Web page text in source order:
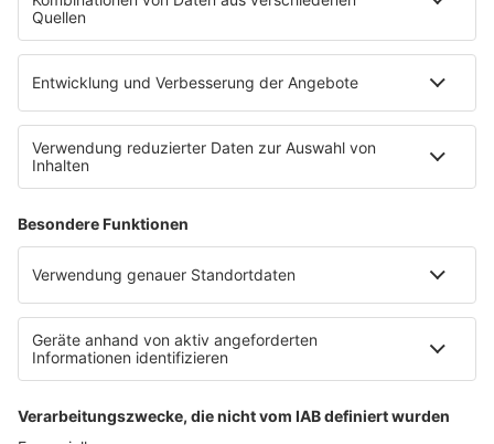
Empfang
barba radio App
Impressum
Datenschutz Facebook & Instagram
Datenschutzeinstellungen
Clubbedingungen
Werbung schalten
Waffel-Werbepartner
80s80s.de
90s90s.de
Schlagerplanetradio.com
1deutsch.de
WEIHNACHTSMUSIK.FM